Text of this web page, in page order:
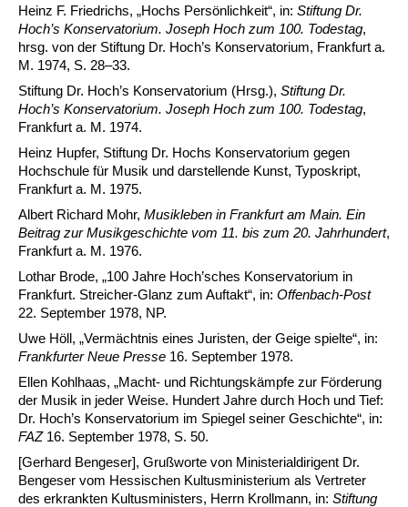
Heinz F. Friedrichs, „Hochs Persönlichkeit“, in: Stiftung Dr.
Hoch’s Konservatorium. Joseph Hoch zum 100. Todestag,
hrsg. von der Stiftung Dr. Hoch’s Konservatorium, Frankfurt a.
M. 1974, S. 28–33.
Stiftung Dr. Hoch’s Konservatorium (Hrsg.), Stiftung Dr.
Hoch’s Konservatorium. Joseph Hoch zum 100. Todestag,
Frankfurt a. M. 1974.
Heinz Hupfer, Stiftung Dr. Hochs Konservatorium gegen
Hochschule für Musik und darstellende Kunst, Typoskript,
Frankfurt a. M. 1975.
Albert Richard Mohr, Musikleben in Frankfurt am Main. Ein
Beitrag zur Musikgeschichte vom 11. bis zum 20. Jahrhundert,
Frankfurt a. M. 1976.
Lothar Brode, „100 Jahre Hoch’sches Konservatorium in
Frankfurt. Streicher-Glanz zum Auftakt“, in: Offenbach-Post
22. September 1978, NP.
Uwe Höll, „Vermächtnis eines Juristen, der Geige spielte“, in:
Frankfurter Neue Presse 16. September 1978.
Ellen Kohlhaas, „Macht- und Richtungskämpfe zur Förderung
der Musik in jeder Weise. Hundert Jahre durch Hoch und Tief:
Dr. Hoch’s Konservatorium im Spiegel seiner Geschichte“, in:
FAZ16. September 1978, S. 50.
[Gerhard Bengeser], Grußworte von Ministerialdirigent Dr.
Bengeser vom Hessischen Kultusministerium als Vertreter
des erkrankten Kultusministers, Herrn Krollmann, in: Stiftung